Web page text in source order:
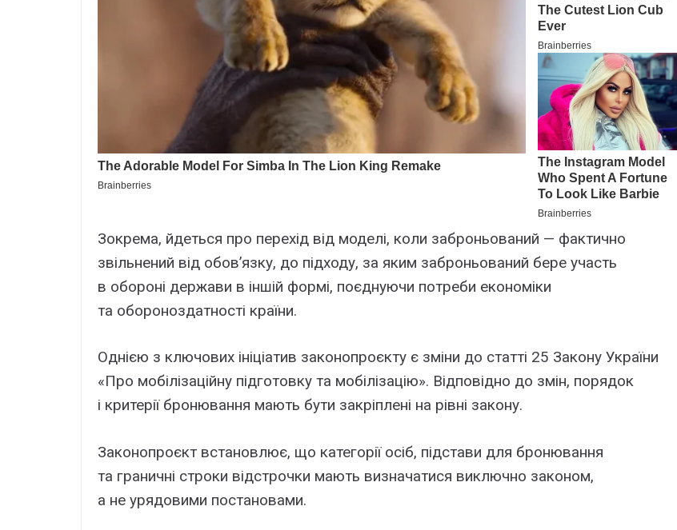
Зокрема, йдеться про перехід від моделі, коли заброньований — фактично
звільнений від обов’язку, до підходу, за яким заброньований бере участь
в обороні держави в іншій формі, поєднуючи потреби економіки
та обороноздатності країни.
Однією з ключових ініціатив законопроєкту є зміни до статті 25 Закону України
«Про мобілізаційну підготовку та мобілізацію». Відповідно до змін, порядок
і критерії бронювання мають бути закріплені на рівні закону.
Законопроєкт встановлює, що категорії осіб, підстави для бронювання
та граничні строки відстрочки мають визначатися виключно законом,
а не урядовими постановами.